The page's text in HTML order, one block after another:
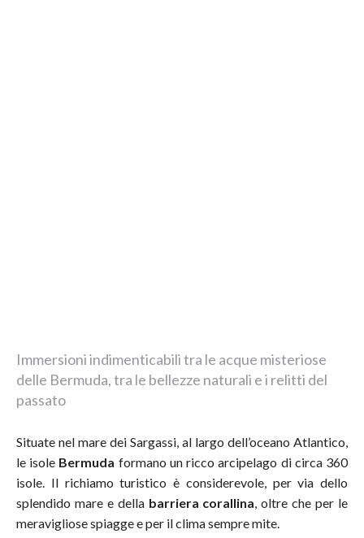
Immersioni indimenticabili tra le acque misteriose
delle Bermuda, tra le bellezze naturali e i relitti del
passato
Situate nel mare dei Sargassi, al largo dell’oceano Atlantico,
le isole Bermuda formano un ricco arcipelago di circa 360
isole. Il richiamo turistico è considerevole, per via dello
splendido mare e della barriera corallina, oltre che per le
meravigliose spiagge e per il clima sempre mite.